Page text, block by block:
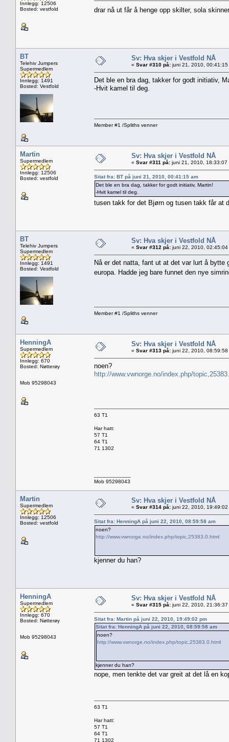
Innlegg: 12506
Bosted: vestfold
drar nå ut får å henge opp skilter, sola
BT
Telehiv Jumpers
Supermedlem
Innlegg: 1491
Bosted: Vestfold
Sv: Hva skjer i Vestfold NÅ
« Svar #310 på: juni 21, 2010, 00:41:15
Det ble en bra dag, takker for godt initiativ,
-Hvit kamel til deg.
Member #1 /Spliths venner
Martin
Supermedlem
Innlegg: 12506
Bosted: vestfold
Sv: Hva skjer i Vestfold NÅ
« Svar #311 på: juni 21, 2010, 18:33:07
Sitat fra: BT på juni 21, 2010, 00:41:15 am
Det ble en bra dag, takker for godt initiativ, Martin!
-Hvit kamel til deg.
tusen takk for det Bjørn og tusen takk får at
BT
Telehiv Jumpers
Supermedlem
Innlegg: 1491
Bosted: Vestfold
Sv: Hva skjer i Vestfold NÅ
« Svar #312 på: juni 22, 2010, 02:45:04
Nå er det natta, fant ut at det var lurt å
europa. Hadde jeg bare funnet den nye
Member #1 /Spliths venner
HenningA
Supermedlem
Innlegg: 670
Bosted: Nøtterøy
Mob 95298043
Sv: Hva skjer i Vestfold NÅ
« Svar #313 på: juni 22, 2010, 08:59:58
noen?
http://www.vwnorge.no/index.php/
63 T1
Har hatt:
57 T1
64 T1
71 1302
Mob 95298043
Martin
Supermedlem
Innlegg: 12506
Bosted: vestfold
Sv: Hva skjer i Vestfold NÅ
« Svar #314 på: juni 22, 2010, 19:49:02
Sitat fra: HenningA på juni 22, 2010, 08:59:58 am
noen?
http://www.vwnorge.no/index.php/topic,25383.0.html
kjenner du han?
HenningA
Supermedlem
Innlegg: 670
Bosted: Nøtterøy
Mob 95298043
Sv: Hva skjer i Vestfold NÅ
« Svar #315 på: juni 22, 2010, 21:36:37
Sitat fra: Martin på juni 22, 2010, 19:49:02 pm
Sitat fra: HenningA på juni 22, 2010, 08:59:58 am
noen?
http://www.vwnorge.no/index.php/topic,25383.0.html
kjenner du han?
nope, men tenkte det var greit at det lå en
63 T1
Har hatt:
57 T1
64 T1
71 1302